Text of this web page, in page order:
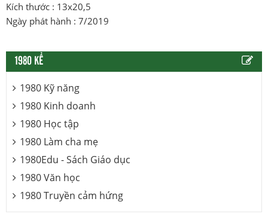
Kích thước : 13x20,5
Ngày phát hành : 7/2019
1980 KỂ
1980 Kỹ năng
1980 Kinh doanh
1980 Học tập
1980 Làm cha mẹ
1980Edu - Sách Giáo dục
1980 Văn học
1980 Truyền cảm hứng